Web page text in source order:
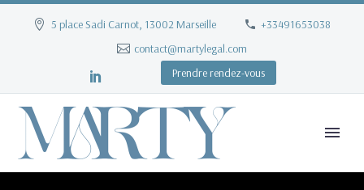
5 place Sadi Carnot, 13002 Marseille
+33491653038
contact@martylegal.com
Prendre rendez-vous